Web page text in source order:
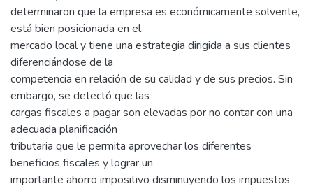
determinaron que la empresa es económicamente solvente,
está bien posicionada en el
mercado local y tiene una estrategia dirigida a sus clientes
diferenciándose de la
competencia en relación de su calidad y de sus precios. Sin
embargo, se detectó que las
cargas fiscales a pagar son elevadas por no contar con una
adecuada planificación
tributaria que le permita aprovechar los diferentes
beneficios fiscales y lograr un
importante ahorro impositivo disminuyendo los impuestos